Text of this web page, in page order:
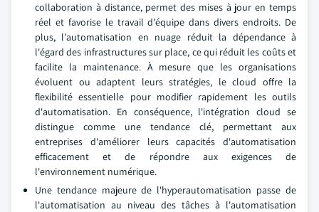
collaboration à distance, permet des mises à jour en temps
réel et favorise le travail d'équipe dans divers endroits. De
plus, l'automatisation en nuage réduit la dépendance à
l'égard des infrastructures sur place, ce qui réduit les coûts et
facilite la maintenance. À mesure que les organisations
évoluent ou adaptent leurs stratégies, le cloud offre la
flexibilité essentielle pour modifier rapidement les outils
d'automatisation. En conséquence, l'intégration cloud se
distingue comme une tendance clé, permettant aux
entreprises d'améliorer leurs capacités d'automatisation
efficacement et de répondre aux exigences de
l'environnement numérique.
Une tendance majeure de l'hyperautomatisation passe de
l'automatisation au niveau des tâches à l'automatisation